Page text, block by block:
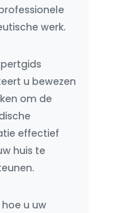
werk.
u bewezen
om de
effectief
huis te
u uw